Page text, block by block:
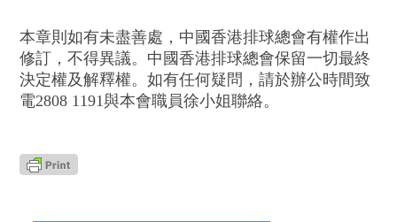
本章則如有未盡善處，中國香港排球總會有權作出
修訂，不得異議。中國香港排球總會保留一切最終
決定權及解釋權。如有任何疑問，請於辦公時間致
電2808 1191與本會職員徐小姐聯絡。